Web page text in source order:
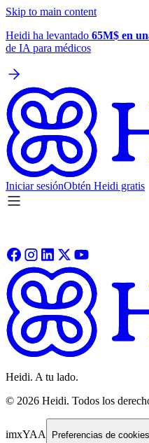
Skip to main content
Heidi ha levantado 65M$ en
de IA para médicos
Iniciar sesiónObtén Heidi gratis
Heidi. A tu lado.
© 2026 Heidi. Todos los
imxYAA Preferencias de cookies